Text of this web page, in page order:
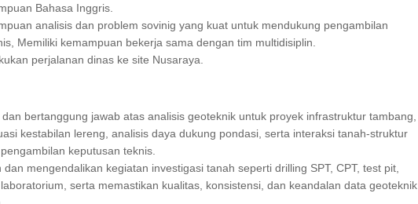
Bahasa Inggris.
analisis dan problem sovinig yang kuat untuk mendukung pengambilan
Memiliki kemampuan bekerja sama dengan tim multidisiplin.
perjalanan dinas ke site Nusaraya.
bertanggung jawab atas analisis geoteknik untuk proyek infrastruktur tambang,
kestabilan lereng, analisis daya dukung pondasi, serta interaksi tanah-struktur
keputusan teknis.
dan mengendalikan kegiatan investigasi tanah seperti drilling SPT, CPT, test pit,
serta memastikan kualitas, konsistensi, dan keandalan data geoteknik